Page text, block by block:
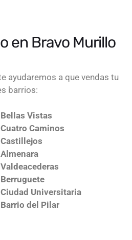
en Bravo Murillo
ayudaremos a que vendas tu
barrios:
Bellas Vistas
Cuatro Caminos
Castillejos
Almenara
Valdeacederas
Berruguete
Ciudad Universitaria
Barrio del Pilar